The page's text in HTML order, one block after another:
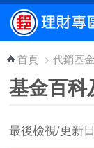
跳到主要內容區
首頁 > 代銷基金
基金百科
最後檢視/更新